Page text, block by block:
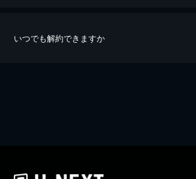
いつでも解約できますか